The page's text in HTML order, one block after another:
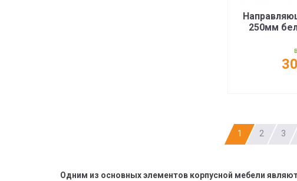
250мм
1 2 3
Одним из основных элементов корпусной мебели